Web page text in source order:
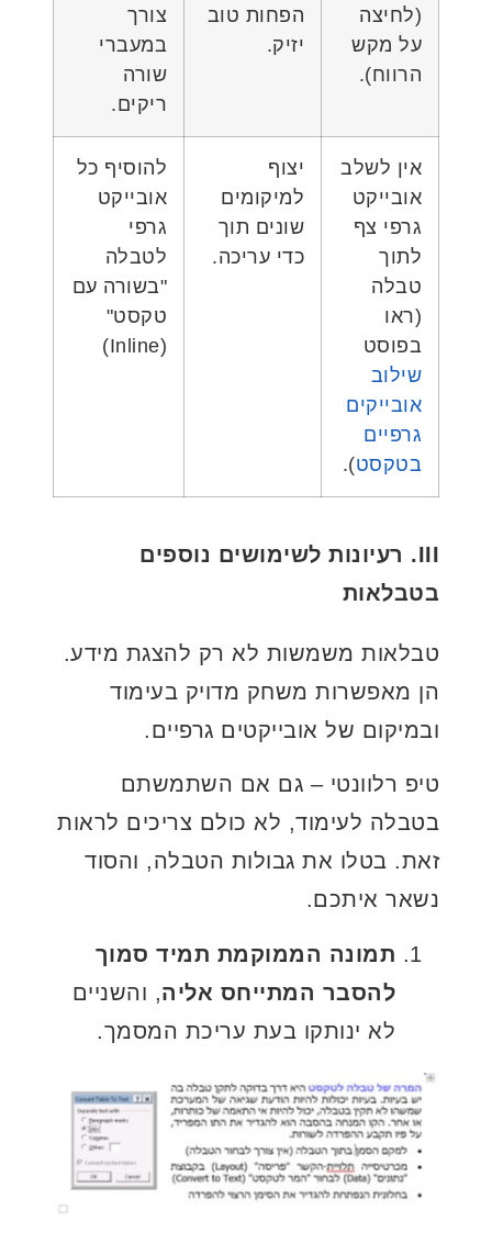
(לחיצה
על מקש
הרווח).
הפחות טוב
יזיק.
צורך
במעברי
שורה
ריקים.
אין לשלב
אובייקט
גרפי צף
לתוך
טבלה
(ראו
בפוסט
שילוב
אובייקים
גרפיים
בטקסט).
יצוף
למיקומים
שונים תוך
כדי עריכה.
להוסיף כל
אובייקט
גרפי
לטבלה
"בשורה עם
טקסט"
(Inline)
III. רעיונות לשימושים נוספים
בטבלאות
טבלאות משמשות לא רק להצגת מידע.
הן מאפשרות משחק מדויק בעימוד
ובמיקום של אובייקטים גרפיים.
טיפ רלוונטי – גם אם השתמשתם
בטבלה לעימוד, לא כולם צריכים לראות
זאת. בטלו את גבולות הטבלה, והסוד
נשאר איתכם.
תמונה הממוקמת תמיד סמוך
להסבר המתייחס אליה, והשניים
לא ינותקו בעת עריכת המסמך.